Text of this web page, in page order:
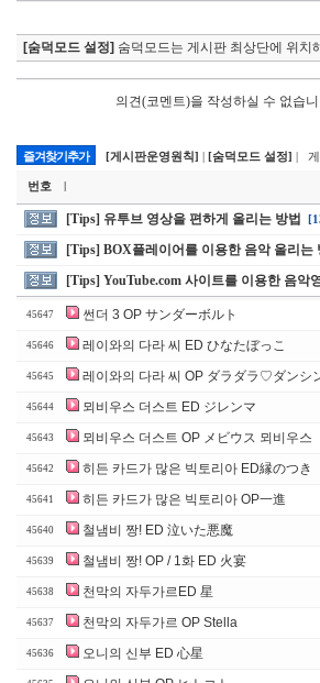
[숨덕모드 설정] 숨덕모드는 게시판 최상단에 위치
의견(코멘트)을 작성하실 수 없습
즐겨찾기추가 [게시판운영원칙] | [숨덕모드 설정] | 게
번호
[Tips] 유투브 영상을 편하게 올리는 방법
[Tips] BOX플레이어를 이용한 음악 올리는
[Tips] YouTube.com 사이트를 이용한 음악
45647 썬더 3 OP サンダーボルト
45646 레이와의 다라 씨 ED ひなたぼっこ
45645 레이와의 다라 씨 OP ダラダラ♡ダンシ
45644 뫼비우스 더스트 ED ジレンマ
45643 뫼비우스 더스트 OP メビウス 뫼비우스
45642 히든 카드가 많은 빅토리아 ED縁のつき
45641 히든 카드가 많은 빅토리아 OP一進
45640 철냄비 짱! ED 泣いた悪魔
45639 철냄비 짱! OP / 1화 ED 火宴
45638 천막의 자두가르ED 星
45637 천막의 자두가르 OP Stella
45636 오니의 신부 ED 心星